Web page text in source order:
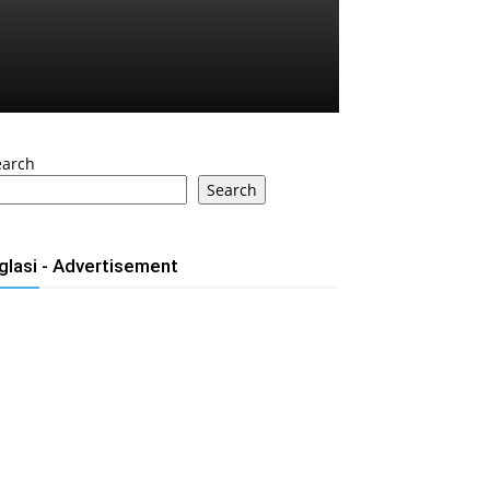
Search
- Advertisement